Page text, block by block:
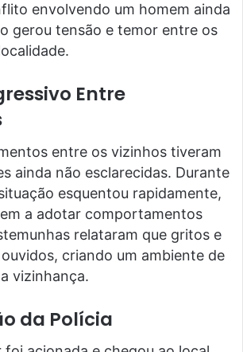
envolvendo um homem ainda
gerou tensão e temor entre os
Entre
entre os vizinhos tiveram
ainda não esclarecidas. Durante
esquentou rapidamente,
a adotar comportamentos
relataram que gritos e
criando um ambiente de
vizinhança.
da Polícia